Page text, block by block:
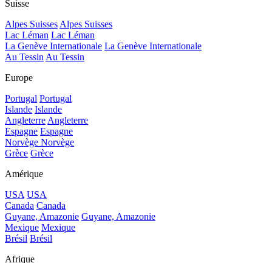
Suisse
Alpes Suisses Alpes Suisses
Lac Léman Lac Léman
La Genève Internationale La Genève Internationale
Au Tessin Au Tessin
Europe
Portugal Portugal
Islande Islande
Angleterre Angleterre
Espagne Espagne
Norvège Norvège
Grèce Grèce
Amérique
USA USA
Canada Canada
Guyane, Amazonie Guyane, Amazonie
Mexique Mexique
Brésil Brésil
Afrique